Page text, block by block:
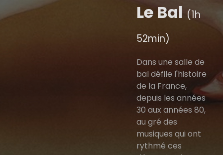
Le Bal (1h
52min)
Dans une salle de
bal défile l'histoire
de la France,
depuis les années
30 aux années 80,
au gré des
musiques qui ont
rythmé ces